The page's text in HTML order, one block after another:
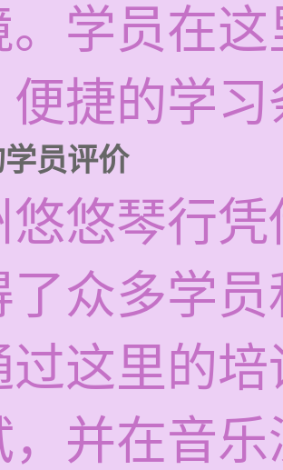
。学员在
便捷的学
员评价
悠悠琴行
了众多学
过这里的
，并在音